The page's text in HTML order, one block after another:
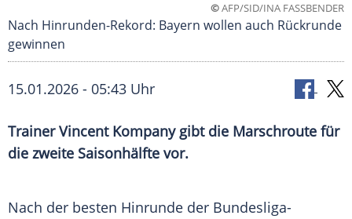
©AFP/SID/INA FASSBENDER
Nach Hinrunden-Rekord: Bayern wollen auch Rückrunde
gewinnen
15.01.2026 - 05:43 Uhr
Trainer Vincent Kompany gibt die Marschroute für
die zweite Saisonhälfte vor.
Nach der besten Hinrunde der Bundesliga-